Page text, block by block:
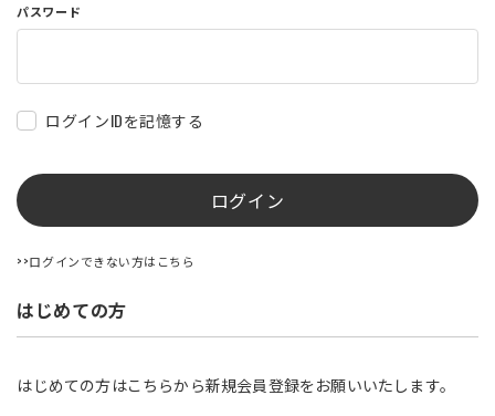
プライバシーポリシー
パスワード
ログインIDを記憶する
ログイン
>>ログインできない方はこちら
はじめての方
はじめての方はこちらから新規会員登録をお願いいたします。